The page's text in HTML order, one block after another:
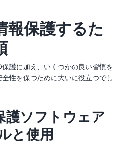
報保護するた
護に加え、いくつかの良い習慣を
性を保つために大いに役立つでし
護ソフトウェア
と使用